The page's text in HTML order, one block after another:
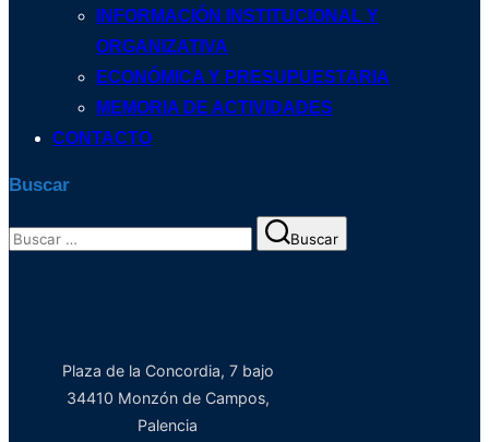
INFORMACIÓN INSTITUCIONAL Y
ORGANIZATIVA
ECONÓMICA Y PRESUPUESTARIA
MEMORIA DE ACTIVIDADES
CONTACTO
Buscar
Buscar:
Buscar
Plaza de la Concordia, 7 bajo
34410 Monzón de Campos,
Palencia